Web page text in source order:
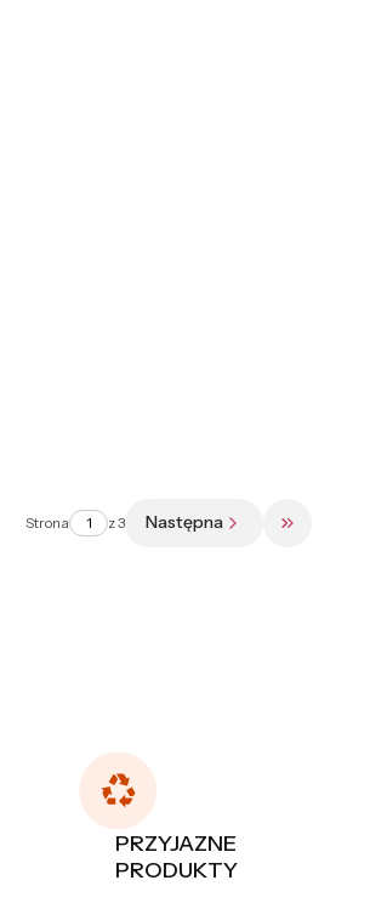
Strona z 3 Następna Przejdź
PRZYJAZNE
PRODUKTY